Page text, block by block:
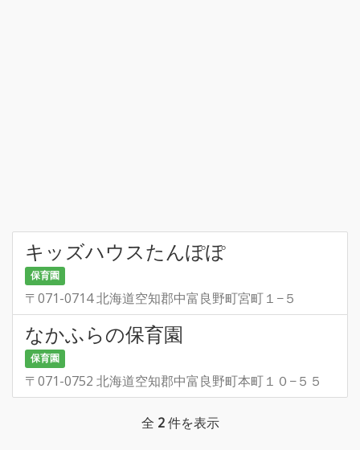
キッズハウスたんぽぽ
保育園
〒071-0714 北海道空知郡中富良野町宮町１−５
なかふらの保育園
保育園
〒071-0752 北海道空知郡中富良野町本町１０−５５
全 2件を表示